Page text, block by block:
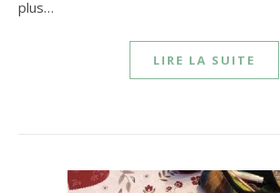
plus…
LIRE LA SUITE